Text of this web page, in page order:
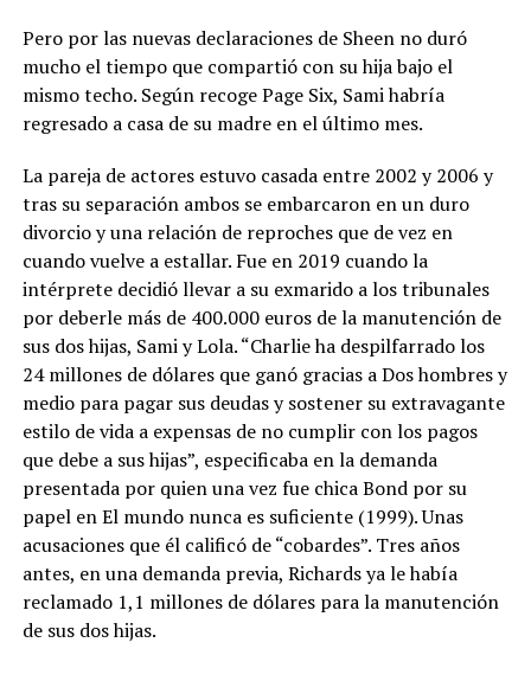
Pero por las nuevas declaraciones de Sheen no duró
mucho el tiempo que compartió con su hija bajo el
mismo techo. Según recoge Page Six, Sami habría
regresado a casa de su madre en el último mes.
La pareja de actores estuvo casada entre 2002 y 2006 y
tras su separación ambos se embarcaron en un duro
divorcio y una relación de reproches que de vez en
cuando vuelve a estallar. Fue en 2019 cuando la
intérprete decidió llevar a su exmarido a los tribunales
por deberle más de 400.000 euros de la manutención de
sus dos hijas, Sami y Lola. “Charlie ha despilfarrado los
24 millones de dólares que ganó gracias a Dos hombres y
medio para pagar sus deudas y sostener su extravagante
estilo de vida a expensas de no cumplir con los pagos
que debe a sus hijas”, especificaba en la demanda
presentada por quien una vez fue chica Bond por su
papel en El mundo nunca es suficiente (1999). Unas
acusaciones que él calificó de “cobardes”. Tres años
antes, en una demanda previa, Richards ya le había
reclamado 1,1 millones de dólares para la manutención
de sus dos hijas.